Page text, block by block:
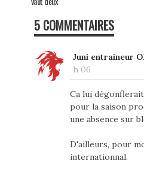
5 COMMENTAIRES
Juni entraineur
h 06
Ca lui
pour la saison
une absence sur
D'ailleurs, pour
internationnal.